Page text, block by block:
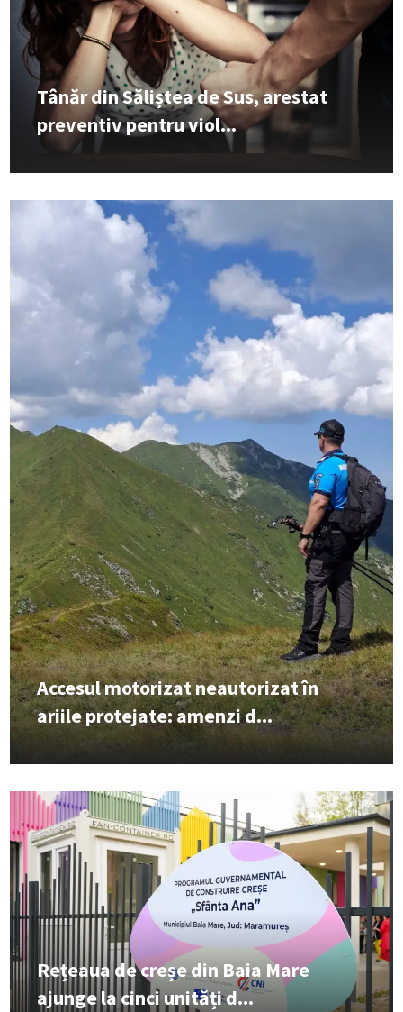
Tânăr din Săliștea de Sus, arestat
preventiv pentru viol...
Accesul motorizat neautorizat în
ariile protejate: amenzi d...
Rețeaua de creșe din Baia Mare
ajunge la cinci unități d...